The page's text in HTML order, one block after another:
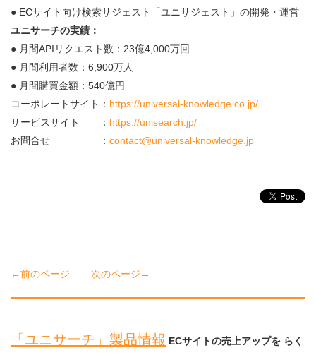
● ECサイト向け検索サジェスト「ユニサジェスト」の開発・運営
ユニサーチの実績：
● 月間APIリクエスト数：23億4,000万回
● 月間利用者数：6,900万人
● 月間購買金額：540億円
コーポレートサイト： https://universal-knowledge.co.jp/
サービスサイト ： https://unisearch.jp/
お問合せ ： contact@universal-knowledge.jp
←前のページ 次のページ→
「ユニサーチ」製品情報 ECサイトの売上アップを らく